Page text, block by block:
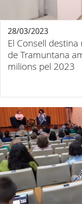
El Consell
de Tramuntana
milions pel 2023
28/03/2023